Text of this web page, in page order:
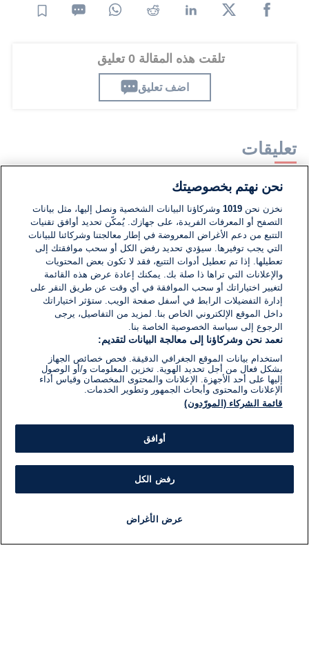
تلقت هذه المقالة 0 تعليق
اضف تعليق
تعليقات
لا توجد تعليقات مكتوبة حتى الآن. كن الأول!
اكتب تعليقًا جديدًا ...
نحن نهتم بخصوصيتك
نخزن نحن1019 وشركاؤنا البيانات الشخصية ونصل إليها، مثل بيانات
التصفح أو المعرفات الفريدة، على جهازك. يُمكّن تحديد أوافق تقنيات
التتبع من دعم الأغراض المعروضة في إطار معالجتنا وشركائنا للبيانات
التي يجب توفيرها. سيؤدي تحديد رفض الكل أو سحب موافقتك إلى
تعطيلها. إذا تم تعطيل أدوات التتبع، فقد لا تكون بعض المحتويات
والإعلانات التي تراها ذا صلة بك. يمكنك إعادة عرض هذه القائمة
لتغيير اختياراتك أو سحب الموافقة في أي وقت عن طريق النقر على
إدارة التفضيلات الرابط في أسفل صفحة الويب. ستؤثر اختياراتك
داخل الموقع الإلكتروني الخاص بنا. لمزيد من التفاصيل، يرجى
الرجوع إلى سياسة الخصوصية الخاصة بنا.
نعمد نحن وشركاؤنا إلى معالجة البيانات لتقديم:
استخدام بيانات الموقع الجغرافي الدقيقة. فحص خصائص الجهاز
بشكل فعال من أجل تحديد الهوية. تخزين المعلومات و/أو الوصول
إليها على أحد الأجهزة. الإعلانات والمحتوى المخصصان وقياس أداء
الإعلانات والمحتوى وأبحاث الجمهور وتطوير الخدمات.
قائمة الشركاء (المورّدون)
أوافق
رفض الكل
عرض الأغراض